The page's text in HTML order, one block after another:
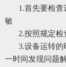
1.首先要检
敏
2.按照规定
3.设备运转
一时间发现问题